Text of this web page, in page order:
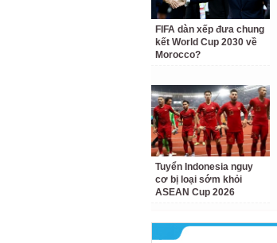
FIFA dàn xếp đưa chung
kết World Cup 2030 về
Morocco?
Tuyển Indonesia nguy
cơ bị loại sớm khỏi
ASEAN Cup 2026